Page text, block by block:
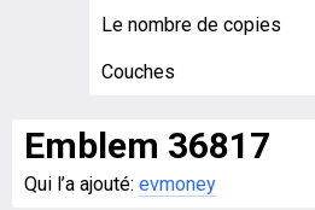
Le nombre de copies
Couches
Emblem 36817
Qui l’a ajouté: evmoney